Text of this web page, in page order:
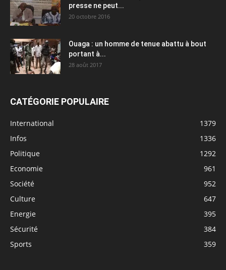
presse ne peut...
20 octobre 2016
Ouaga : un homme de tenue abattu à bout
portant à...
28 août 2017
CATÉGORIE POPULAIRE
International
1379
Infos
1336
Politique
1292
Economie
961
Société
952
Culture
647
Energie
395
Sécurité
384
Sports
359